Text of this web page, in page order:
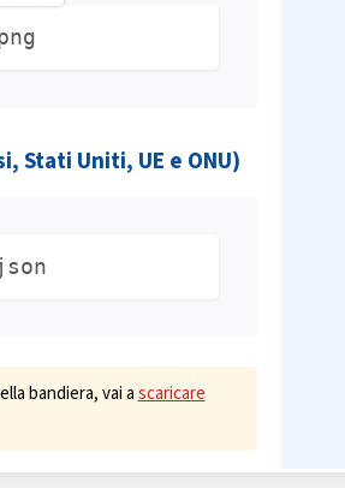
Stati Uniti, UE e ONU)
bandiera, vai ascaricare